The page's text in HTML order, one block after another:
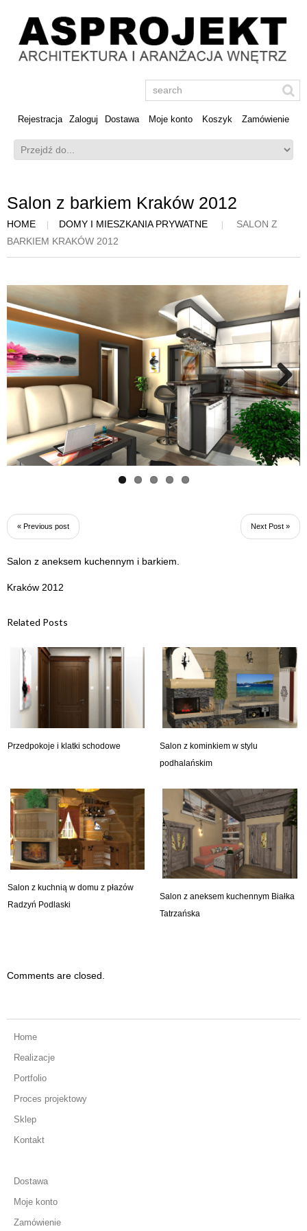
Rejestracja Zaloguj Dostawa Moje konto Koszyk Zamówienie
Salon z barkiem Kraków 2012
HOME DOMY I MIESZKANIA PRYWATNE
SALON Z
BARKIEM KRAKÓW 2012
Next
« Previous post Next Post »
Salon z aneksem kuchennym i barkiem.
Kraków 2012
Related Posts
Przedpokoje i klatki schodowe
Salon z kominkiem w stylu
podhalańskim
Salon z kuchnią w domu z płazów
Radzyń Podlaski
Salon z aneksem kuchennym Białka
Tatrzańska
Comments are closed.
Home
Realizacje
Portfolio
Proces projektowy
Sklep
Kontakt
Dostawa
Moje konto
Zamówienie